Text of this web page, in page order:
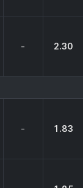
- 2.30
- 1.83